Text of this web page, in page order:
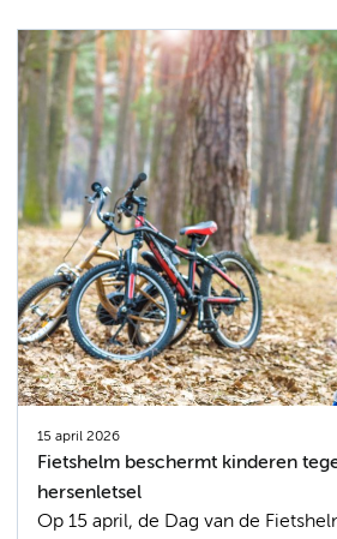
15 april 2026
Fietshelm beschermt kinderen
hersenletsel
Op 15 april, de Dag van de